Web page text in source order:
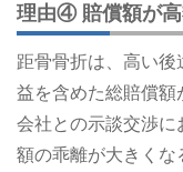
理由④ 賠償額が
距骨骨折は、高い後
益を含めた総賠償額
会社との示談交渉に
額の乖離が大きくな